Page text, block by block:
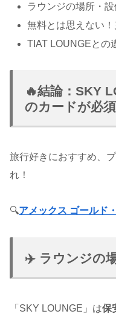
ラウンジの場所・
無料とは思えない
TIAT LOUNGEとの
🔥結論：SKY
のカードが必須
旅行好きにおすすめ、
れ！
🔍アメックス ゴールド
✈️ ラウンジの
「SKY LOUNGE」は保